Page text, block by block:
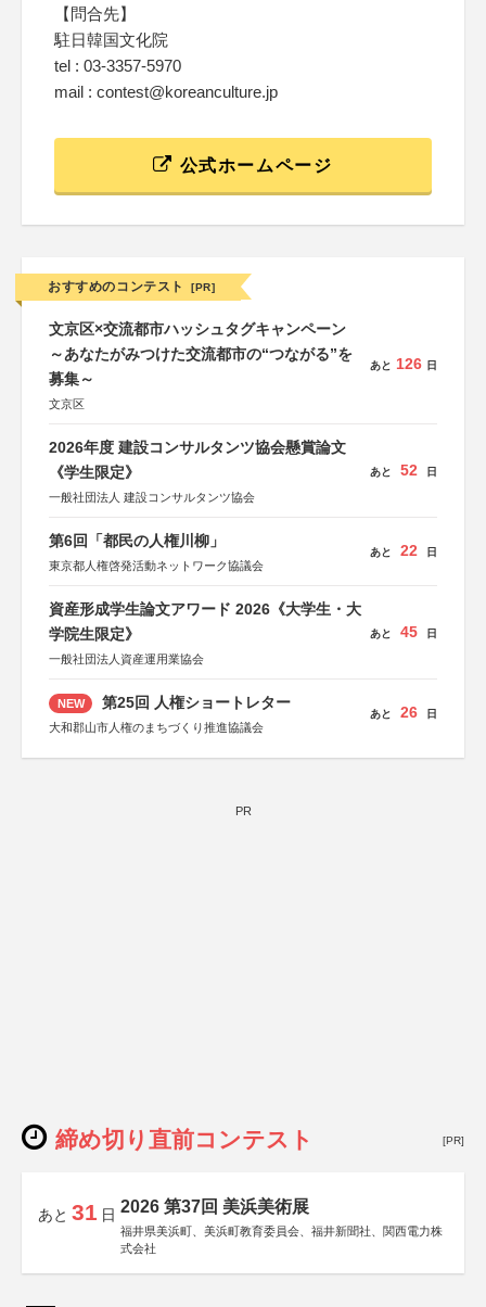
【問合先】
駐日韓国文化院
tel : 03-3357-5970
mail : contest@koreanculture.jp
公式ホームページ
おすすめのコンテスト [PR]
文京区×交流都市ハッシュタグキャンペーン
～あなたがみつけた交流都市の“つながる”を
募集～
文京区
あと 126 日
2026年度 建設コンサルタンツ協会懸賞論文
《学生限定》
一般社団法人 建設コンサルタンツ協会
あと 52 日
第6回「都民の人権川柳」
東京都人権啓発活動ネットワーク協議会
あと 22 日
資産形成学生論文アワード 2026《大学生・大
学院生限定》
一般社団法人資産運用業協会
あと 45 日
NEW 第25回 人権ショートレター
大和郡山市人権のまちづくり推進協議会
あと 26 日
PR
締め切り直前コンテスト [PR]
あと 31 日 2026 第37回 美浜美術展
福井県美浜町、美浜町教育委員会、福井新聞社、関西電力株
式会社